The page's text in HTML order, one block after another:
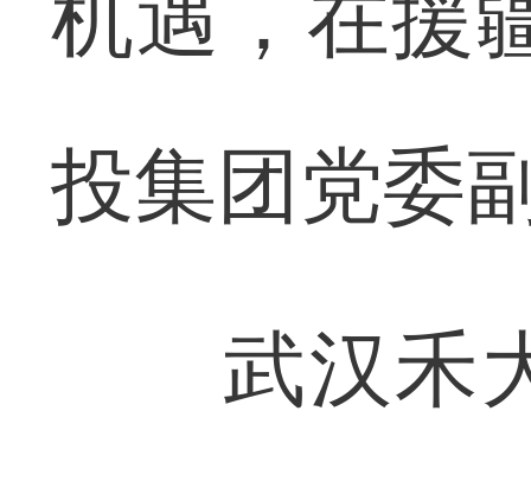
机遇，在援
投集团党委
武汉禾大